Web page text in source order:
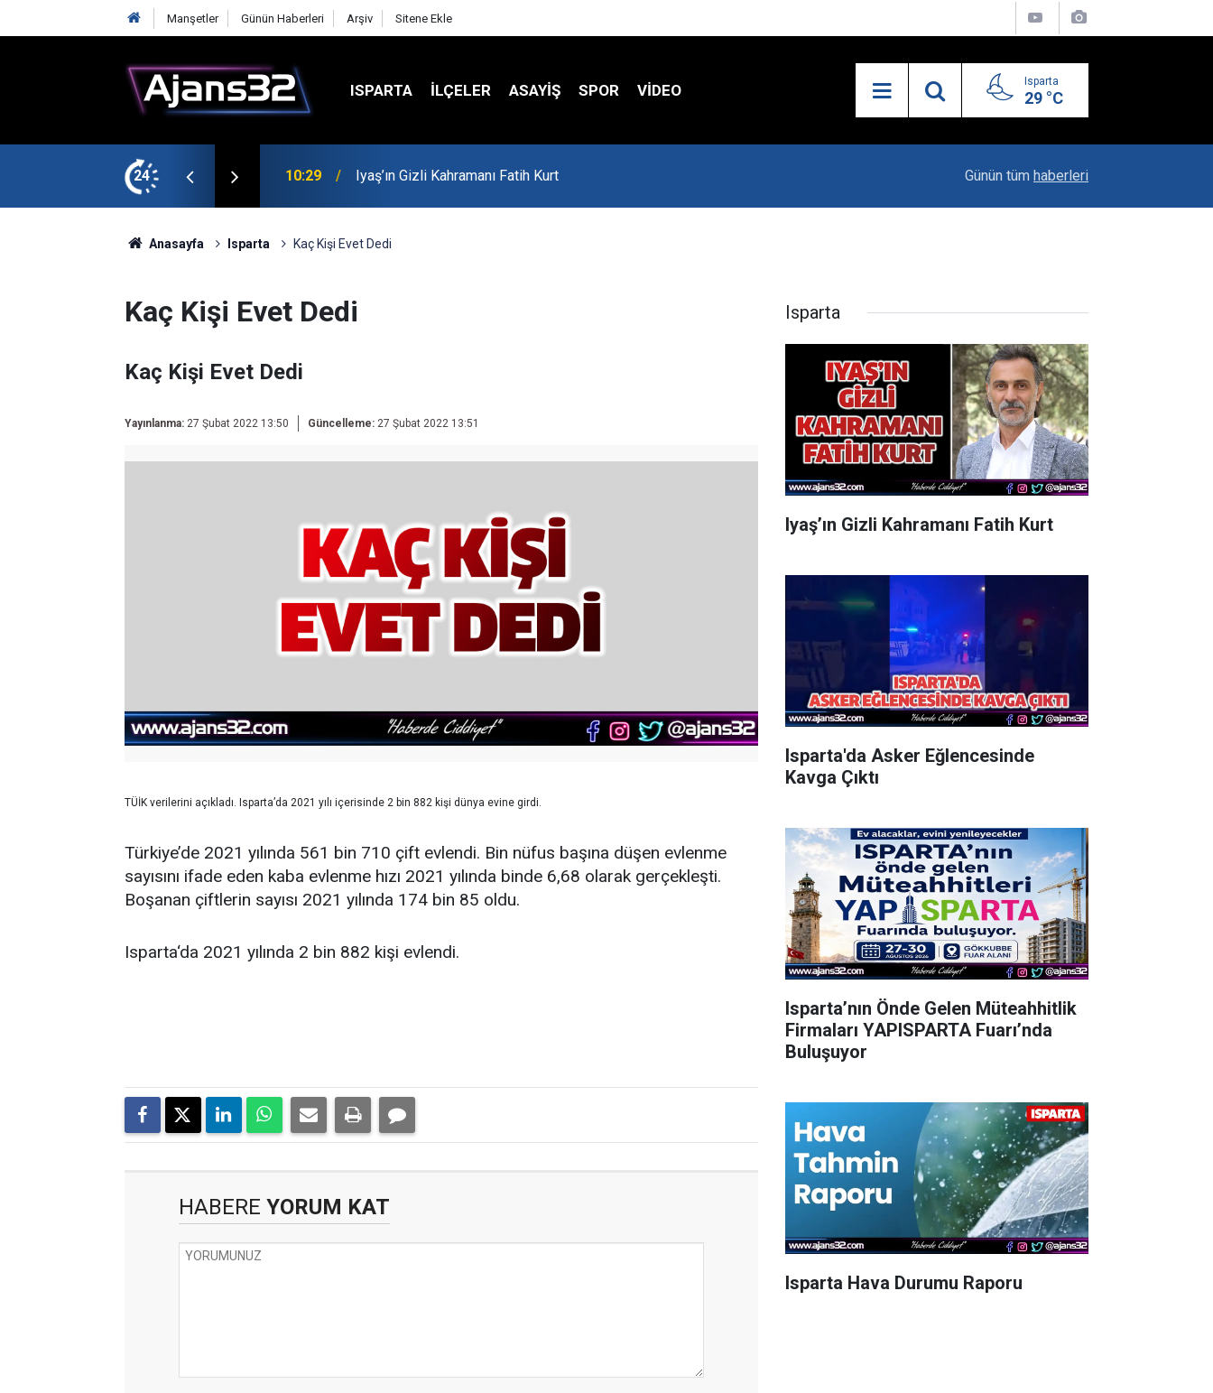
Manşetler Günün Haberleri Arşiv Sitene Ekle
ISPARTA İLÇELER ASAYİŞ SPOR VIDEO Isparta
29 °C
24 00:52 Isparta'da Asker Eğlencesinde Kavga Çıktı Uzaktan Hasta Değerlendirme Sistemi İle Yeni
Günün tüm haberleri
Anasayfa Isparta Kaç Kişi Evet Dedi
Kaç Kişi Evet Dedi
Kaç Kişi Evet Dedi
Yayınlanma: 27 Şubat 2022 13:50 Güncelleme: 27 Şubat 2022 13:51
TÜİK verilerini açıkladı. Isparta’da 2021 yılı içerisinde 2 bin 882 kişi dünya evine girdi.
Türkiye’de 2021 yılında 561 bin 710 çift evlendi. Bin nüfus başına düşen evlenme
sayısını ifade eden kaba evlenme hızı 2021 yılında binde 6,68 olarak gerçekleşti.
Boşanan çiftlerin sayısı 2021 yılında 174 bin 85 oldu.
Isparta‘da 2021 yılında 2 bin 882 kişi evlendi.
HABERE YORUM KAT
Isparta
Iyaş’ın Gizli Kahramanı Fatih Kurt
Isparta'da Asker Eğlencesinde
Kavga Çıktı
Isparta’nın Önde Gelen Müteahhitlik
Firmaları YAPISPARTA Fuarı’nda
Buluşuyor
Isparta Hava Durumu Raporu